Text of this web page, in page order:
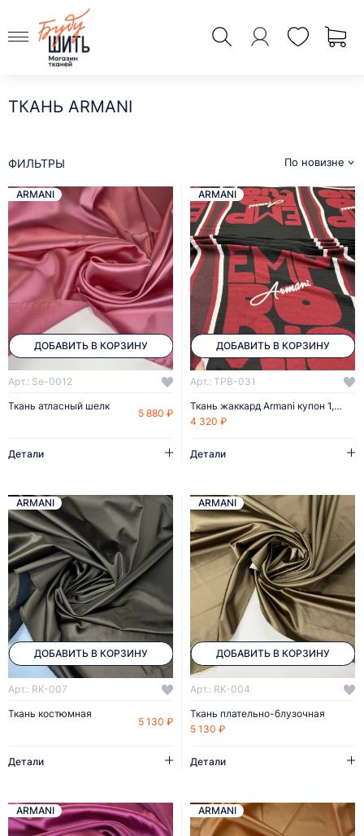
ТКАНЬ ARMANI
По новизне
ФИЛЬТРЫ
ДОБАВИТЬ В КОРЗИНУ
ARMANI
Арт.: Se-0012
Ткань атласный шелк
5 880 ₽
Детали
ДОБАВИТЬ В КОРЗИНУ
ARMANI
Арт.: TPB-031
Ткань жаккард Armani купон 1,75
4 320 ₽
Детали
ДОБАВИТЬ В КОРЗИНУ
ARMANI
Арт.: RK-007
Ткань костюмная
5 130 ₽
Детали
ДОБАВИТЬ В КОРЗИНУ
ARMANI
Арт.: RK-004
Ткань плательно-блузочная
5 130 ₽
Детали
ARMANI ARMANI